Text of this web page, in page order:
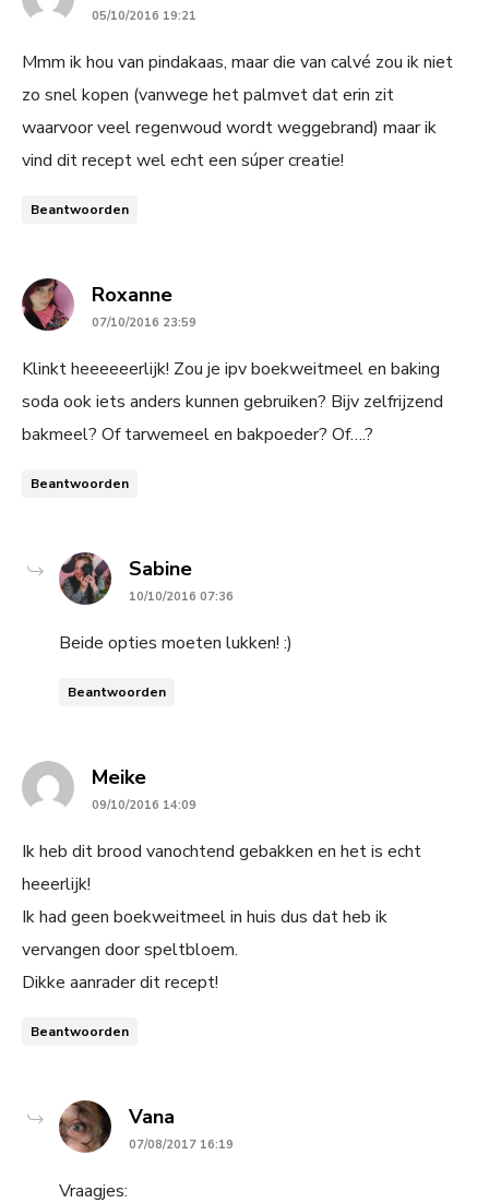
05/10/2016 19:21
Mmm ik hou van pindakaas, maar die van calvé zou ik niet
zo snel kopen (vanwege het palmvet dat erin zit
waarvoor veel regenwoud wordt weggebrand) maar ik
vind dit recept wel echt een súper creatie!
Beantwoorden
Roxannesays:
07/10/2016 23:59
Klinkt heeeeeerlijk! Zou je ipv boekweitmeel en baking
soda ook iets anders kunnen gebruiken? Bijv zelfrijzend
bakmeel? Of tarwemeel en bakpoeder? Of….?
Beantwoorden
Sabinesays:
10/10/2016 07:36
Beide opties moeten lukken! :)
Beantwoorden
Meikesays:
09/10/2016 14:09
Ik heb dit brood vanochtend gebakken en het is echt
heeerlijk!
Ik had geen boekweitmeel in huis dus dat heb ik
vervangen door speltbloem.
Dikke aanrader dit recept!
Beantwoorden
Vana
07/08/2017 16:19
Vraagjes: